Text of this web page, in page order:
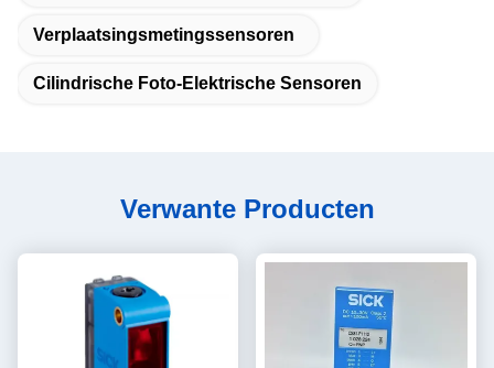
Verplaatsingsmetingssensoren
Cilindrische Foto-Elektrische Sensoren
Verwante Producten